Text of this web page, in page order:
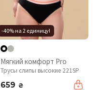
-40% на 2 единицу!
Мягкий комфорт Pro
Трусы слипы высокие 221SP
659 ₴